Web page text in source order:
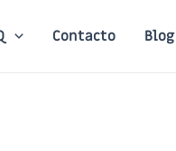
Contacto Blog